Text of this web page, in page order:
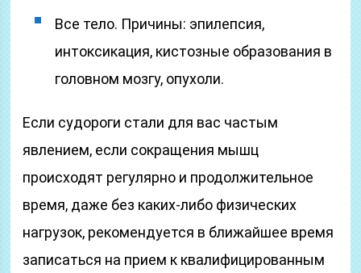
Все тело. Причины: эпилепсия,
интоксикация, кистозные образования в
головном мозгу, опухоли.
Если судороги стали для вас частым
явлением, если сокращения мышц
происходят регулярно и продолжительное
время, даже без каких-либо физических
нагрузок, рекомендуется в ближайшее время
записаться на прием к квалифицированным